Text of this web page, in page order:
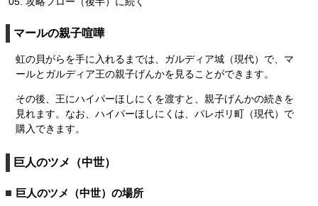
マールの親子喧嘩
虹の貝がらを手に入れるまでは、ガルディア城（現代）で、マ
ールとガルディア王の親子げんかを見ることができます。
その後、王にハイパーほしにくを渡すと、親子げんかの続きを
見れます。なお、ハイパーほしにくは、パレポリ町（現代）で
購入できます。
巨人のツメ（中世）
巨人のツメ（中世）の場所